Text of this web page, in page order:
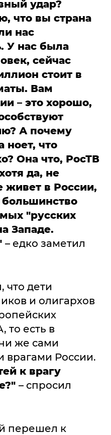
удар?
что вы страна
нас
У нас была
сейчас
стоит в
Вам
– это хорошо,
А почему
ноет, что
Она что, РосТВ
да, не
живет в России,
большинство
"русских
Западе.
– едко заметил
что дети
и олигархов
то есть в
же сами
врагами России.
к врагу
– спросил
перешел к